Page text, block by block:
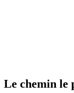
Le chemin le